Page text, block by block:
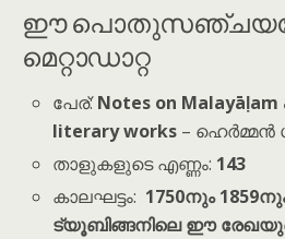
ഈ
മെറ്റാഡാറ്റ
പേര്:Notes on Malayāḷam
literary works – ഹെർമ്മൻ
താളുകളുടെ എണ്ണം: 143
കാലഘട്ടം: 1750നും
ട്യൂബിങ്ങനിലെ ഈ